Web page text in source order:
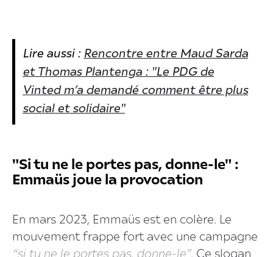
Lire aussi : Rencontre entre Maud Sarda
et Thomas Plantenga : "Le PDG de
Vinted m’a demandé comment être plus
social et solidaire"
"Si tu ne le portes pas, donne-le" :
Emmaüs joue la provocation
En mars 2023, Emmaüs est en colère. Le
mouvement frappe fort avec une campagne
“si tu ne le portes pas, donne-le”. Ce slogan